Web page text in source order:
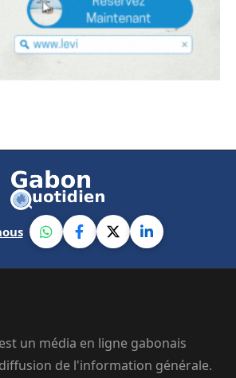
un média en ligne gabonais
de l'information générale.